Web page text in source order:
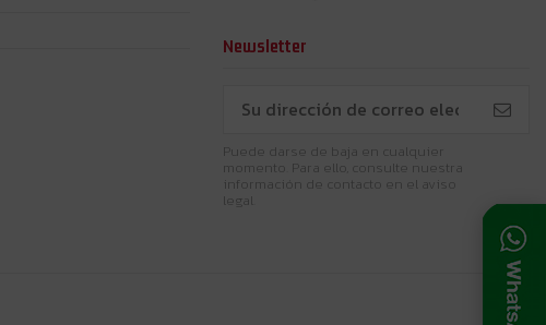
Newsletter
Puede darse de baja en cualquier
momento. Para ello, consulte nuestra
información de contacto en el aviso
legal.